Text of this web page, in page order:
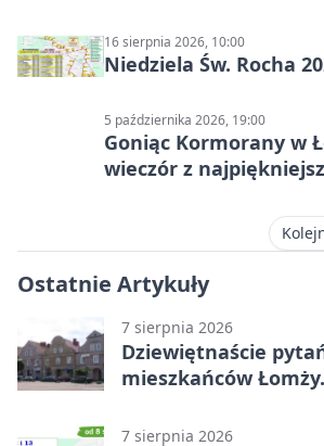
16 sierpnia 2026, 10:00
Niedziela Św. Rocha
5 października 2026, 19:00
Goniąc Kormorany w
wieczór z
Ostatnie Artykuły
7 sierpnia 2026
Dziewiętnaście
mieszkańców
7 sierpnia 2026